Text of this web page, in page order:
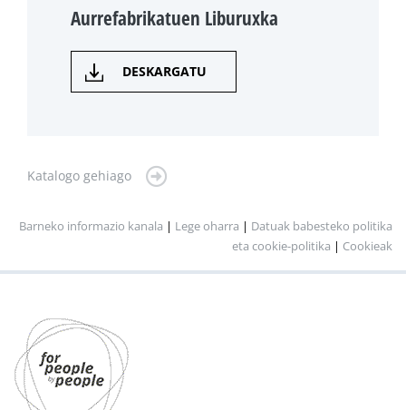
Aurrefabrikatuen Liburuxka
DESKARGATU
Katalogo gehiago
Barneko informazio kanala | Lege oharra | Datuak babesteko politika
eta cookie-politika | Cookieak